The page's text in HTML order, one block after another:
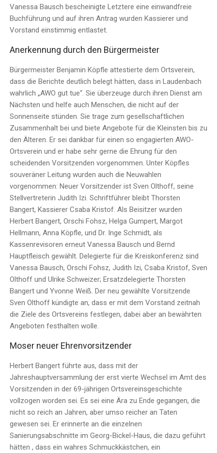
Vanessa Bausch bescheinigte Letztere eine einwandfreie
Buchführung und auf ihren Antrag wurden Kassierer und
Vorstand einstimmig entlastet.
Anerkennung durch den Bürgermeister
Bürgermeister Benjamin Köpfle attestierte dem Ortsverein,
dass die Berichte deutlich belegt hätten, dass in Laudenbach
wahrlich „AWO gut tue“. Sie überzeuge durch ihren Dienst am
Nächsten und helfe auch Menschen, die nicht auf der
Sonnenseite stünden. Sie trage zum gesellschaftlichen
Zusammenhalt bei und biete Angebote für die Kleinsten bis zu
den Älteren. Er sei dankbar für einen so engagierten AWO-
Ortsverein und er habe sehr gerne die Ehrung für den
scheidenden Vorsitzenden vorgenommen. Unter Köpfles
souveräner Leitung wurden auch die Neuwahlen
vorgenommen: Neuer Vorsitzender ist Sven Olthoff, seine
Stellvertreterin Judith Izi. Schriftführer bleibt Thorsten
Bangert, Kassierer Csaba Kristof. Als Beisitzer wurden
Herbert Bangert, Orschi Fohsz, Helga Gumpert, Margot
Hellmann, Anna Köpfle, und Dr. Inge Schmidt, als
Kassenrevisoren erneut Vanessa Bausch und Bernd
Hauptfleisch gewählt. Delegierte für die Kreiskonferenz sind
Vanessa Bausch, Orschi Fohsz, Judith Izi, Csaba Kristof, Sven
Olthoff und Ulrike Schweizer; Ersatzdelegierte Thorsten
Bangert und Yvonne Weiß. Der neu gewählte Vorsitzende
Sven Olthoff kündigte an, dass er mit dem Vorstand zeitnah
die Ziele des Ortsvereins festlegen, dabei aber an bewährten
Angeboten festhalten wolle.
Moser neuer Ehrenvorsitzender
Herbert Bangert führte aus, dass mit der
Jahreshauptversammlung der erst vierte Wechsel im Amt des
Vorsitzenden in der 69-jährigen Ortsvereinsgeschichte
vollzogen worden sei. Es sei eine Ära zu Ende gegangen, die
nicht so reich an Jahren, aber umso reicher an Taten
gewesen sei. Er erinnerte an die einzelnen
Sanierungsabschnitte im Georg-Bickel-Haus, die dazu geführt
hätten , dass ein wahres Schmuckkästchen, ein